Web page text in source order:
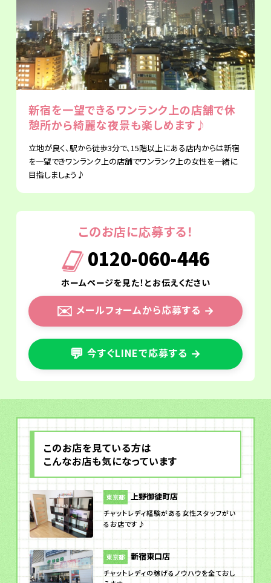
新宿を一望できるワンランク上の店舗で休
憩所から綺麗な夜景も楽しめます♪
立地が良く、駅から徒歩3分で、15階以上にある店内からは新宿
を一望できワンランク上の店舗でワンランク上の女性を一緒に
目指しましょう♪
このお店に応募する！
0120-060-446
ホームページを見た！とお伝えください
✉️ メールフォームから応募する →
💬 今すぐLINEで応募する →
このお店を見ている方は
こんなお店も気になっています
東京都 上野御徒町店
チャットレディ経験がある女性スタッフがい
るお店です♪
東京都 新宿東口店
チャットレディの稼げるノウハウを全ておし